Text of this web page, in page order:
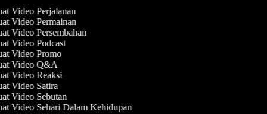
Video Perjalanan
Video Permainan
Video Persembahan
Video Podcast
Video Promo
Video Q&A
Video Reaksi
Video Satira
Video Sebutan
Video Sehari Dalam Kehidupan